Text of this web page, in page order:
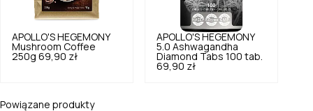
APOLLO'S HEGEMONY
Mushroom Coffee
250g 69,90 zł
APOLLO'S HEGEMONY
5.0 Ashwagandha
Diamond Tabs 100 tab.
69,90 zł
Powiązane produkty